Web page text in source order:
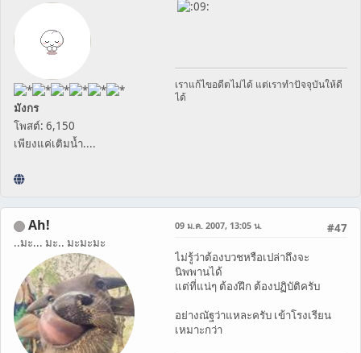
มังกร
โพสต์: 6,150
เพียงแค่เติมน้ำ....
เราแก้ไขอดีตไม่ได้ แต่เราทำปัจจุบันให้ดี
ได้
Ah!
..มะ... มะ.. มะมะมะ
#47
09 ม.ค. 2007, 13:05 น.
ไม่รู้ว่าต้องบวชหรือเปล่าถึงจะ
นิพพานได้
แต่ที่แน่ๆ ต้องฝึก ต้องปฏิบัติครับ
อย่างณัฐว่าแหละครับ เข้าโรงเรียน
เหมาะกว่า